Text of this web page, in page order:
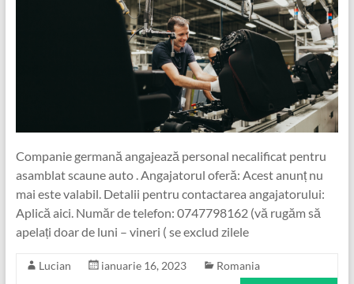
Companie germană angajează personal necalificat pentru
asamblat scaune auto . Angajatorul oferă: Acest anunț nu
mai este valabil. Detalii pentru contactarea angajatorului:
Aplică aici. Număr de telefon: 0747798162 (vă rugăm să
apelați doar de luni – vineri ( se exclud zilele
Lucian ianuarie 16, 2023
Romania